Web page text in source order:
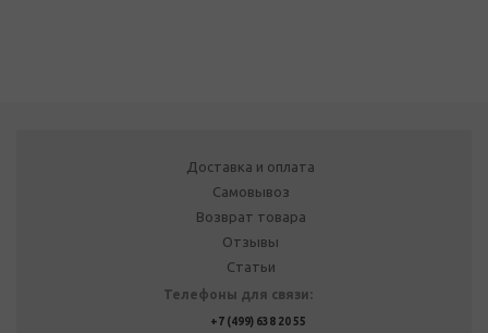
Доставка и оплата
Самовывоз
Возврат товара
Отзывы
Статьи
Телефоны для связи:
+7 (499) 638 20 55